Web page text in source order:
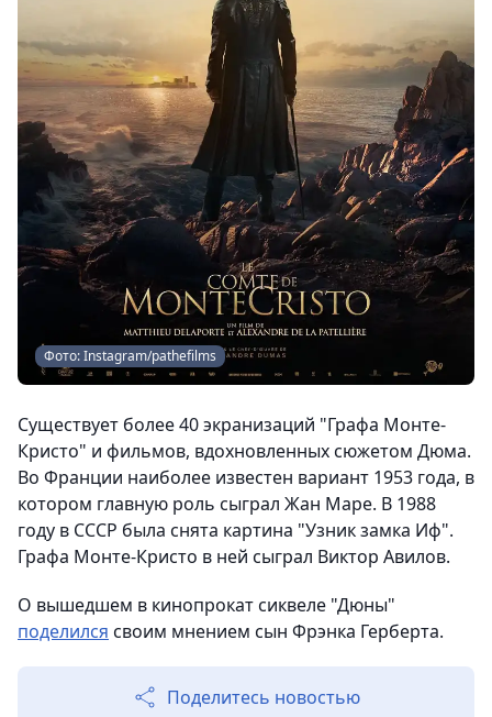
Фото: Instagram/pathefilms
Существует более 40 экранизаций "Графа Монте-
Кристо" и фильмов, вдохновленных сюжетом Дюма.
Во Франции наиболее известен вариант 1953 года, в
котором главную роль сыграл Жан Маре. В 1988
году в СССР была снята картина "Узник замка Иф".
Графа Монте-Кристо в ней сыграл Виктор Авилов.
О вышедшем в кинопрокат сиквеле "Дюны"
поделился своим мнением сын Фрэнка Герберта.
Поделитесь новостью